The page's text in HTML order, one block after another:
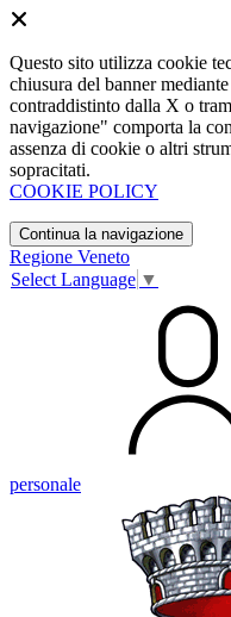
Questo sito utilizza cookie
chiusura del banner
contraddistinto dalla X o
navigazione" comporta la
assenza di cookie o altri
sopracitati.
COOKIE POLICY
Continua la navigazione
Regione Veneto
Select Language ▼
personale